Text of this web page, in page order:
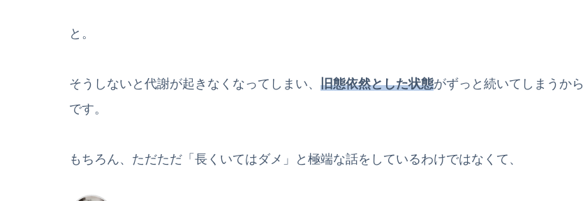
と。
そうしないと代謝が起きなくなってしまい、 旧態依然とした状態がずっと続いてしまうから
です。
もちろん、ただただ「長くいてはダメ」と極端な話をしているわけではなくて、